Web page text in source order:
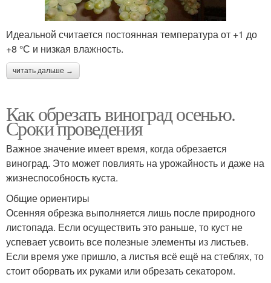
Идеальной считается постоянная температура от +1 до
+8 °С и низкая влажность.
читать дальше →
Как обрезать виноград осенью.
Сроки проведения
Важное значение имеет время, когда обрезается
виноград. Это может повлиять на урожайность и даже на
жизнеспособность куста.
Общие ориентиры
Осенняя обрезка выполняется лишь после природного
листопада. Если осуществить это раньше, то куст не
успевает усвоить все полезные элементы из листьев.
Если время уже пришло, а листья всё ещё на стеблях, то
стоит оборвать их руками или обрезать секатором.